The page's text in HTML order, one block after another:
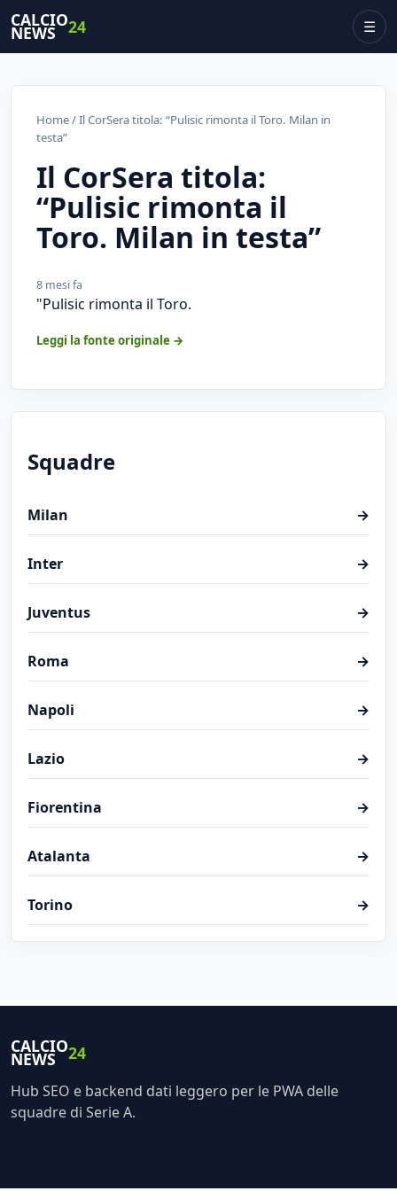
CALCIO
NEWS 24 ☰
Home/ Il CorSera titola: “Pulisic rimonta il Toro. Milan in
testa”
Il CorSera titola:
“Pulisic rimonta il
Toro. Milan in testa”
8 mesi fa
"Pulisic rimonta il Toro.
Leggi la fonte originale →
Squadre
Milan →
Inter →
Juventus →
Roma →
Napoli →
Lazio →
Fiorentina →
Atalanta →
Torino →
CALCIO
NEWS 24
Hub SEO e backend dati leggero per le PWA delle
squadre di Serie A.